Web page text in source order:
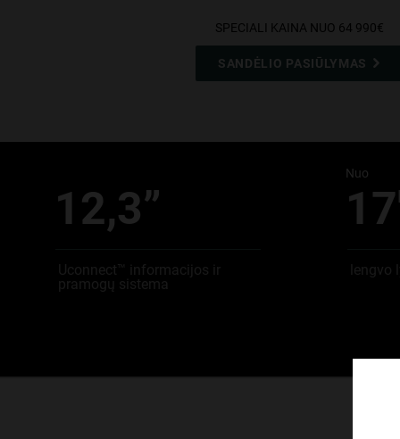
SPECIALI KAINA NUO 64 990€
SANDĖLIO PASIŪLYMAS
12,3”
Uconnect™ informacijos ir
pramogų sistema
Nuo
lengvo